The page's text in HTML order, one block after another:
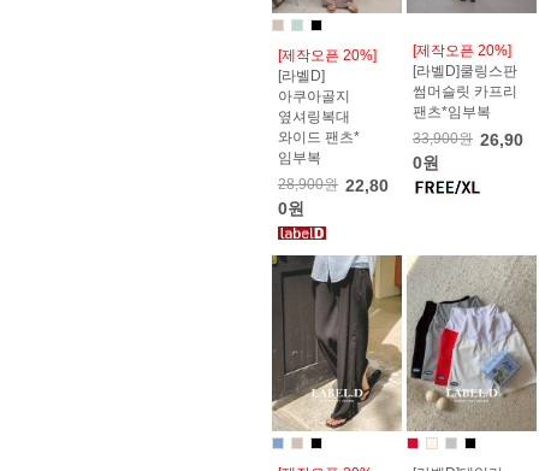
[제작오픈 20%]
[라벨D]
아쿠아골지
옆셔링복대
와이드 팬츠*
임부복
28,900원 22,80
0원
[제작오픈 20%]
[라벨D]쿨링스판
썸머슬릿 카프리
팬츠*임부복
33,900원 26,90
0원